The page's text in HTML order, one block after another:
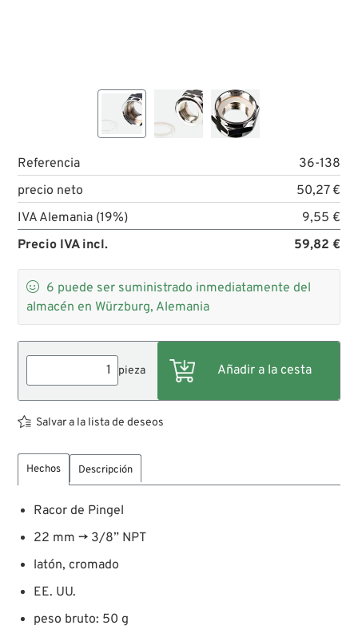
Referencia
36-138
precio neto
50,27 €
IVA Alemania (19%)
9,55 €
Precio IVA incl.
59,82 €
 6 puede ser suministrado inmediatamente del
almacén en Würzburg, Alemania
pieza
Salvar a la lista de deseos
Hechos Descripción
Racor de Pingel
22 mm → 3/8” NPT
latón, cromado
EE. UU.
peso bruto: 50 g